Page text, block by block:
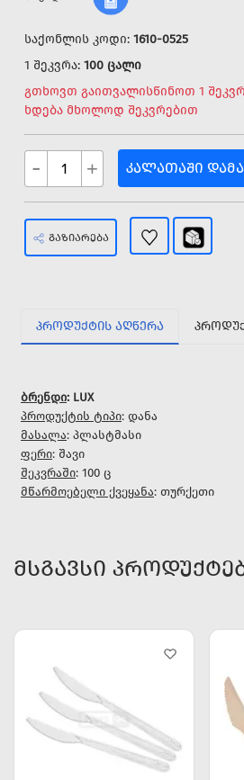
საქონლის კოდი: 1610-0525
1 შეკვრა: 100 ცალი
გთხოვთ გაითვალისწინოთ 1
ხდება მხოლოდ შეკვრებით
- + ᲙᲐᲚᲐᲗᲐᲨᲘ
ᲒᲐᲖᲘᲐᲠᲔᲑᲐ
ᲞᲠᲝᲓᲣᲥᲢᲘᲡ ᲐᲦᲬᲔᲠᲐ
ბრენდი: LUX
პროდუქტის ტიპი: დანა
მასალა: პლასტმასი
ფერი: შავი
შეკვრაში: 100 ც
მწარმოებელი ქვეყანა: თურქეთი
ᲛᲡᲒᲐᲕᲡᲘ